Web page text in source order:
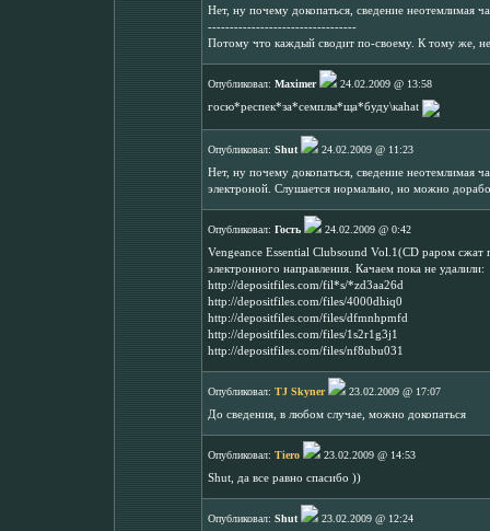
Нет, ну почему докопаться, сведение неотемлимая
----------------------------------
Потому что каждый сводит по-своему. К тому же,
Опубликовал: Maximer
24.02.2009 @ 13:58
госю*респек*за*семплы*ща*буду\каhat
Опубликовал: Shut
24.02.2009 @ 11:23
Нет, ну почему докопаться, сведение неотемлимая
электроной. Слушается нормально, но можно
Опубликовал: Гость
24.02.2009 @ 0:42
Vengeance Essential Clubsound Vol.1(CD раром
электронного направления. Качаем пока не удалили:
http://depositfiles.com/fil*s/*zd3aa26d
http://depositfiles.com/files/4000dhiq0
http://depositfiles.com/files/dfmnhpmfd
http://depositfiles.com/files/1s2r1g3j1
http://depositfiles.com/files/nf8ubu031
Опубликовал: TJ Skyner
23.02.2009 @ 17:07
До сведения, в любом случае, можно докопаться
Опубликовал: Tiero
23.02.2009 @ 14:53
Shut, да все равно спасибо ))
Опубликовал: Shut
23.02.2009 @ 12:24